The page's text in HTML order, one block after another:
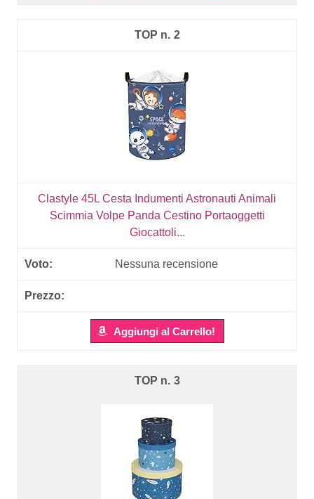
2
Clastyle 45L Cesta Indumenti Astronauti Animali
Scimmia Volpe Panda Cestino Portaoggetti
Giocattoli...
Nessuna recensione
Aggiungi al Carrello!
3